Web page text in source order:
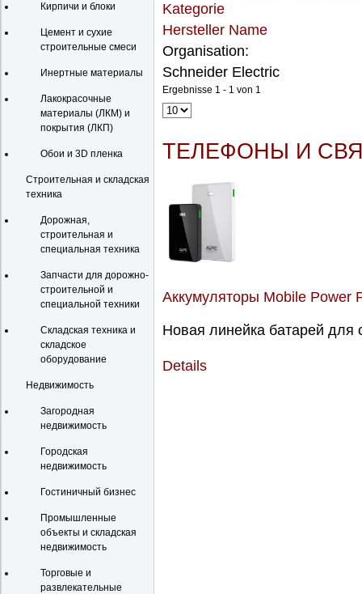
Кирпичи и блоки
Цемент и сухие
строительные смеси
Инертные материалы
Лакокрасочные
материалы (ЛКМ) и
покрытия (ЛКП)
Обои и 3D пленка
Строительная и складская
техника
Дорожная,
строительная и
специальная техника
Запчасти для дорожно-
строительной и
специальной техники
Складская техника и
складское
оборудование
Недвижимость
Загородная
недвижимость
Городская
недвижимость
Гостиничный бизнес
Промышленные
объекты и складская
недвижимость
Торговые и
развлекательные
Kategorie
Hersteller Name
Organisation:
Schneider Electric
Ergebnisse 1 - 1 von 1
ТЕЛЕФОНЫ И
Аккумуляторы Mobile Power
Новая линейка батарей для
Details